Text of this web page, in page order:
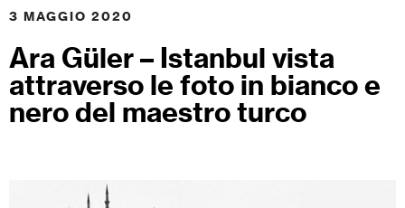
3 MAGGIO 2020
Ara Güler – Istanbul vista
attraverso le foto in bianco e
nero del maestro turco